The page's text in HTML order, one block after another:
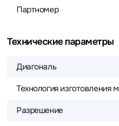
Партномер
Технические параметры
Диагональ
Технология изготовления
Разрешение